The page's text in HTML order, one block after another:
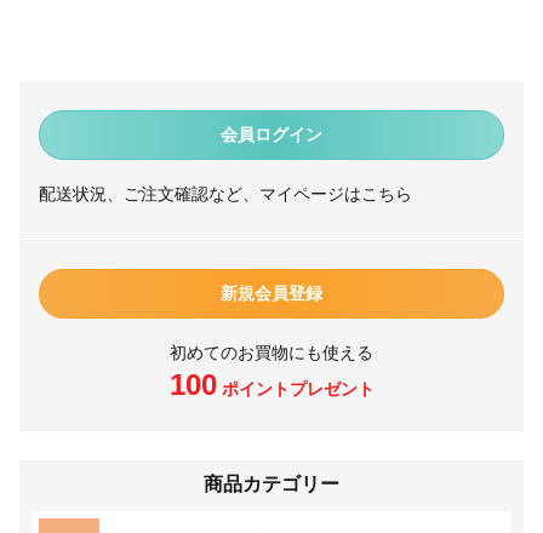
会員ログイン
配送状況、ご注文確認など、マイページはこちら
新規会員登録
初めてのお買物にも使える
100ポイントプレゼント
商品カテゴリー